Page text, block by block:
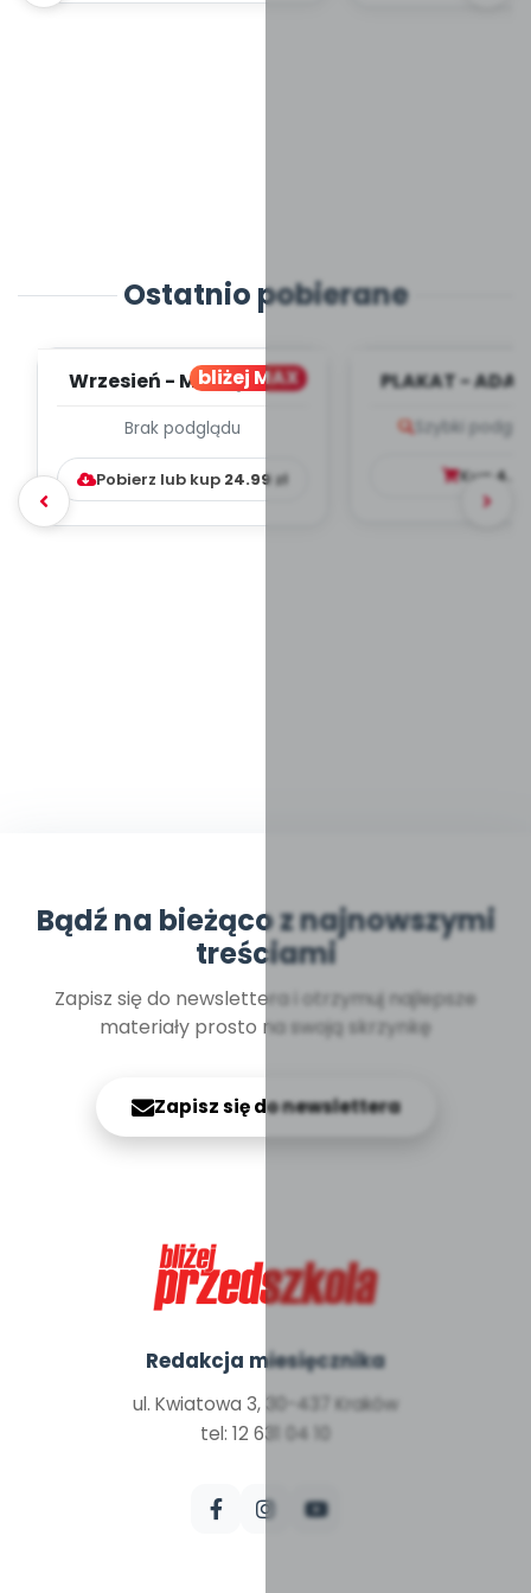
Ostatnio pobierane
bliżej MAX
Wrzesień - MIESIĘCZNY
WYCHOWAWCZO –
DYDAKTYC...
Brak podglądu
Pobierz lub kup 24.99zł
PLAKAT -
Szybki
Kup
Bądź na bieżąco z najnowszymi
treściami
Zapisz się do newslettera i otrzymuj najlepsze
materiały prosto na swoją skrzynkę
Zapisz się do newslettera
Redakcja miesięcznika
ul. Kwiatowa 3, 30-437 Kraków
tel: 12 631 04 10